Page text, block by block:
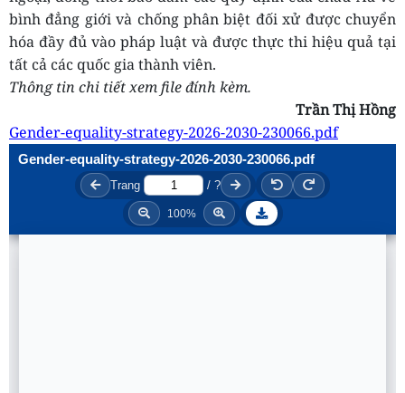
bình đẳng giới và chống phân biệt đối xử được chuyển
hóa đầy đủ vào pháp luật và được thực thi hiệu quả tại
tất cả các quốc gia thành viên.
Thông tin chi tiết xem file đính kèm.
Trần Thị Hồng
Gender-equality-strategy-2026-2030-230066.pdf